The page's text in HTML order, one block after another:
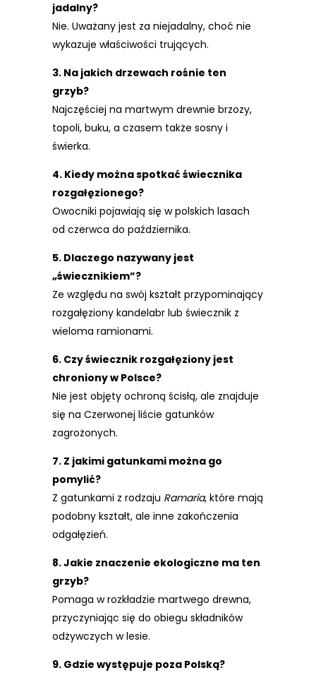
jadalny?
Nie. Uważany jest za niejadalny, choć nie
wykazuje właściwości trujących.
3. Na jakich drzewach rośnie ten
grzyb?
Najczęściej na martwym drewnie brzozy,
topoli, buku, a czasem także sosny i
świerka.
4. Kiedy można spotkać świecznika
rozgałęzionego?
Owocniki pojawiają się w polskich lasach
od czerwca do października.
5. Dlaczego nazywany jest
„świecznikiem”?
Ze względu na swój kształt przypominający
rozgałęziony kandelabr lub świecznik z
wieloma ramionami.
6. Czy świecznik rozgałęziony jest
chroniony w Polsce?
Nie jest objęty ochroną ścisłą, ale znajduje
się na Czerwonej liście gatunków
zagrożonych.
7. Z jakimi gatunkami można go
pomylić?
Z gatunkami z rodzaju Ramaria, które mają
podobny kształt, ale inne zakończenia
odgałęzień.
8. Jakie znaczenie ekologiczne ma ten
grzyb?
Pomaga w rozkładzie martwego drewna,
przyczyniając się do obiegu składników
odżywczych w lesie.
9. Gdzie występuje poza Polską?